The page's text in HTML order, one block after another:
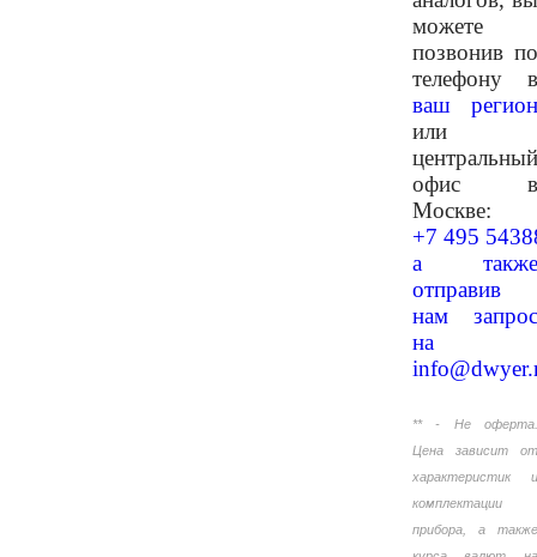
можете
позвонив по
телефону в
ваш регион
или
центральный
офис в
Москве:
+7 495
а также
отправив
нам запрос
на
** - Не оферта.
Цена зависит от
характеристик и
комплектации
прибора, а также